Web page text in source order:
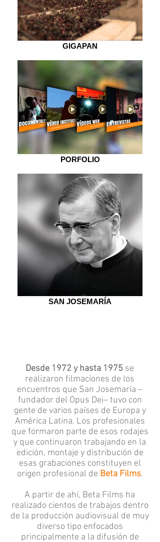
GIGAPAN
PORFOLIO
SAN JOSEMARÍA
Desde 1972 y hasta 1975 se
realizaron filmaciones de los
encuentros que San Josemaría –
fundador del Opus Dei– tuvo con
gente de varios países de Europa y
América Latina. Los profesionales
que formaron parte de esos rodajes
y que continuaron trabajando en la
edición, montaje y distribución de
esas grabaciones constituyen el
origen profesional de Beta Films.
A partir de ahí, Beta Films ha
realizado cientos de trabajos dentro
de la producción audiovisual de muy
diverso tipo enfocados
principalmente a la difusión de